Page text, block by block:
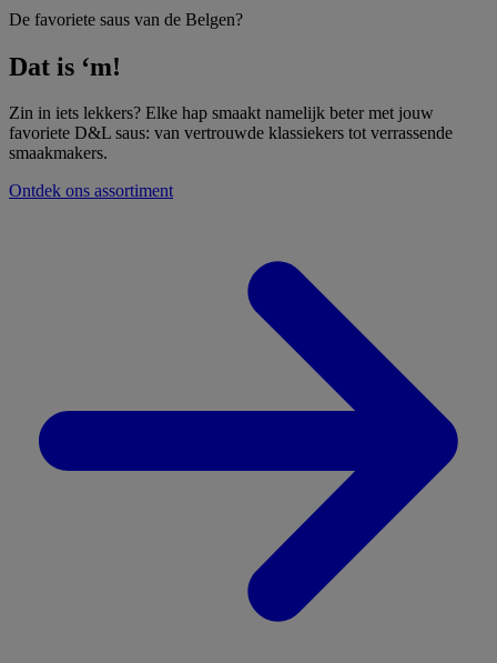
De favoriete saus van de Belgen?
Dat is ‘m!
Zin in iets lekkers? Elke hap smaakt namelijk beter met jouw
favoriete D&L saus: van vertrouwde klassiekers tot verrassende
smaakmakers.
Ontdek ons assortiment